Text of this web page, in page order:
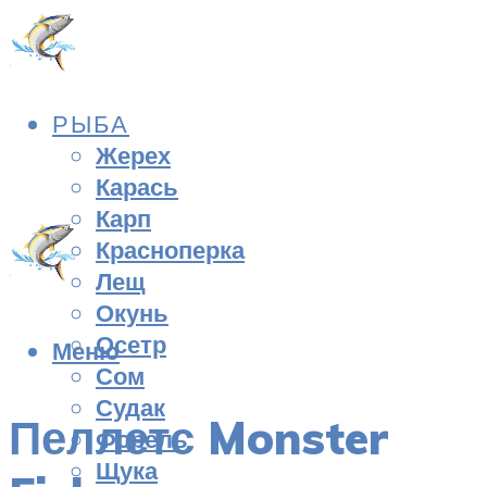
РЫБА
Жерех
Карась
Карп
Красноперка
Лещ
Окунь
Осетр
Сом
Судак
Форель
Щука
Меню
Пеллетс Monster